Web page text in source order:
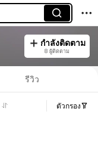
กำลังติดตาม
8 ผู้ติดตาม
รีวิว
ตัวกรอง